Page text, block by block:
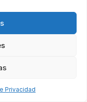
Privacidad
consolidados a
y debe